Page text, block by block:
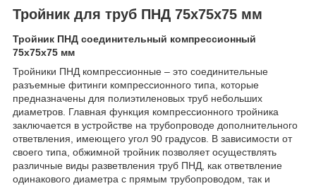
Тройник для труб ПНД 75x75x75 мм
Тройник ПНД соединительный компрессионный
75x75x75 мм
Тройники ПНД компрессионные – это соединительные
разъемные фитинги компрессионного типа, которые
предназначены для полиэтиленовых труб небольших
диаметров. Главная функция компрессионного тройника
заключается в устройстве на трубопроводе дополнительного
ответвления, имеющего угол 90 градусов. В зависимости от
своего типа, обжимной тройник позволяет осуществлять
различные виды разветвления труб ПНД, как ответвление
одинакового диаметра с прямым трубопроводом, так и